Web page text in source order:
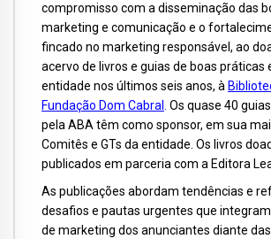
compromisso com a disseminação das
marketing e comunicação e o
fincado no marketing responsável, ao
acervo de livros e guias de boas práticas
entidade nos últimos seis anos, à
Fundação Dom Cabral. Os quase 40
pela ABA têm como sponsor, em sua
Comitês e GTs da entidade. Os livros
publicados em parceria com a Editora
As publicações abordam tendências e
desafios e pautas urgentes que
de marketing dos anunciantes diante das